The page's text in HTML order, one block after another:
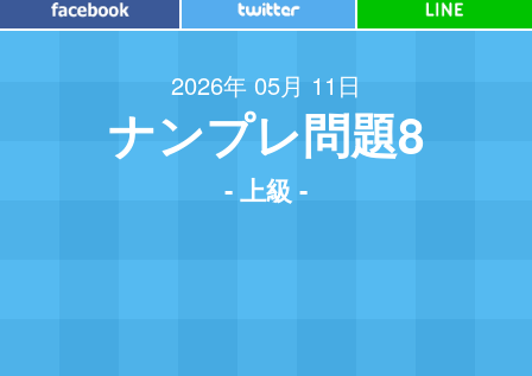
2026年 05月 11日
ナンプレ問題8
- 上級 -